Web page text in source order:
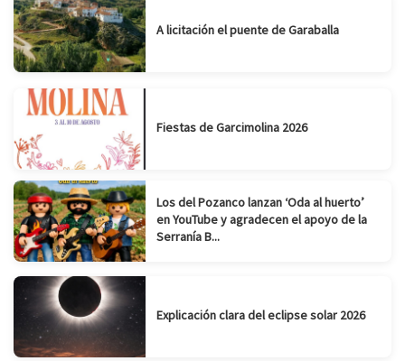
A licitación el puente de Garaballa
Fiestas de Garcimolina 2026
Los del Pozanco lanzan ‘Oda al huerto’
en YouTube y agradecen el apoyo de la
Serranía B...
Explicación clara del eclipse solar 2026